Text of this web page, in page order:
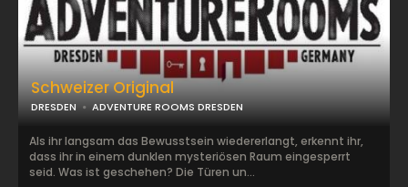
Schweizer Original
DRESDEN ADVENTURE ROOMS DRESDEN
Als ihr langsam das Bewusstsein wiedererlangt, erkennt ihr,
dass ihr in einem dunklen mysteriösen Raum eingesperrt
seid. Was ist geschehen? Die Türen un...